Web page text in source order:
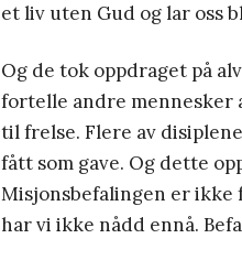
et liv uten Gud og lar oss
Og de tok oppdraget på
fortelle andre mennesker
til frelse. Flere av
fått som gave. Og dette
Misjonsbefalingen er
har vi ikke nådd ennå.